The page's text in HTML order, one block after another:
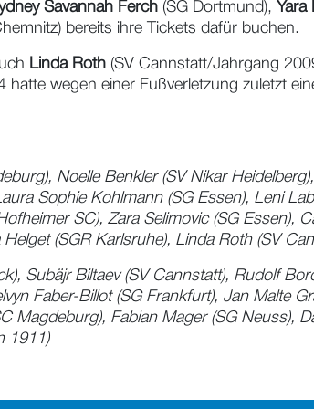
Savannah Ferch (SG Dortmund), Yara
bereits ihre Tickets dafür buchen.
Linda Roth (SV Cannstatt/Jahrgang
wegen einer Fußverletzung zuletzt
Noelle Benkler (SV Nikar
Sophie Kohlmann (SG Essen), Leni
SC), Zara Selimovic (SG Essen),
(SGR Karlsruhe), Linda Roth (SV
Subäjr Biltaev (SV Cannstatt), Rudolf
Faber-Billot (SG Frankfurt), Jan Malte
Magdeburg), Fabian Mager (SG Neuss),
1911)